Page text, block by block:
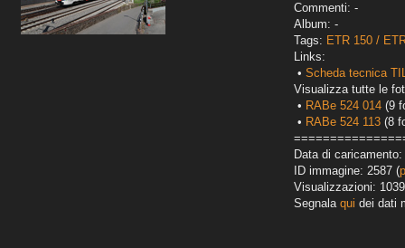
Commenti: -
Album: -
Tags: ETR 150 /
Links:
• Scheda tecnica
Visualizza tutte le
• RABe 524 014 (9
• RABe 524 113 (8
Data di
ID immagine: 2587 (
Visualizzazioni: 1039
Segnala qui dei dati